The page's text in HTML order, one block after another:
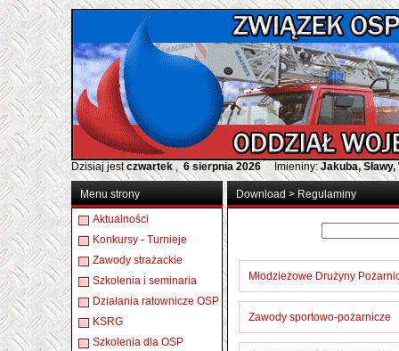
Dzisiaj jestczwartek,6 sierpnia 2026 Imieniny:Jakuba,
Menu strony
Aktualności
Konkursy - Turnieje
Zawody strażackie
Szkolenia i seminaria
Działania ratownicze OSP
KSRG
Szkolenia dla OSP
Download > Regulaminy
Młodzieżowe Drużyny
Zawody sportowo-pożarnicze